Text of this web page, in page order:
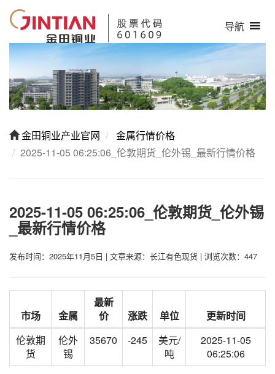
导航
金田铜业产业官网
金属行情价格
2025-11-05 06:25:06_伦敦期货_伦外锡_最新行情价格
2025-11-05 06:25:06_伦敦期货_伦外锡
_最新行情价格
发布时间：2025年11月5日 | 文章来源：长江有色现货 | 浏览次数：447
市场 金属
最新
价
涨跌 单位
更新时间
伦敦期
货
伦外
锡
35670 -245
美元/
吨
2025-11-05
06:25:06